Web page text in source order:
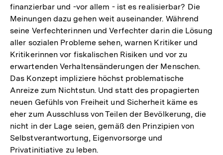
finanzierbar und -vor allem - ist es realisierbar? Die
Meinungen dazu gehen weit auseinander. Während
seine Verfechterinnen und Verfechter darin die Lösung
aller sozialen Probleme sehen, warnen Kritiker und
Kritikerinnen vor fiskalischen Risiken und vor zu
erwartenden Verhaltensänderungen der Menschen.
Das Konzept impliziere höchst problematische
Anreize zum Nichtstun. Und statt des propagierten
neuen Gefühls von Freiheit und Sicherheit käme es
eher zum Ausschluss von Teilen der Bevölkerung, die
nicht in der Lage seien, gemäß den Prinzipien von
Selbstverantwortung, Eigenvorsorge und
Privatinitiative zu leben.